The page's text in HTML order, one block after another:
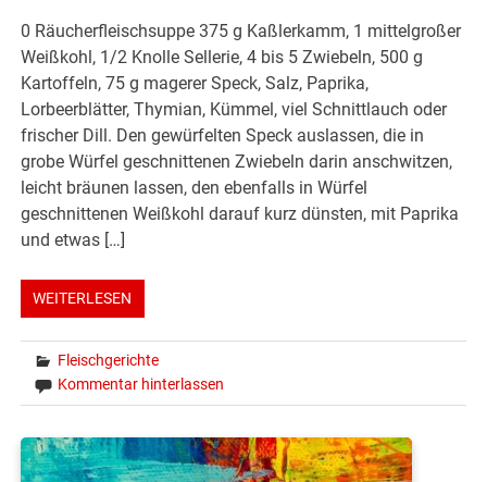
0 Räucherfleischsuppe 375 g Kaßlerkamm, 1 mittelgroßer
Weißkohl, 1/2 Knolle Sellerie, 4 bis 5 Zwiebeln, 500 g
Kartoffeln, 75 g magerer Speck, Salz, Paprika,
Lorbeerblätter, Thymian, Kümmel, viel Schnittlauch oder
frischer Dill. Den gewürfelten Speck auslassen, die in
grobe Würfel geschnittenen Zwiebeln darin anschwitzen,
leicht bräunen lassen, den ebenfalls in Würfel
geschnittenen Weißkohl darauf kurz dünsten, mit Paprika
und etwas […]
WEITERLESEN
Fleischgerichte
Kommentar hinterlassen